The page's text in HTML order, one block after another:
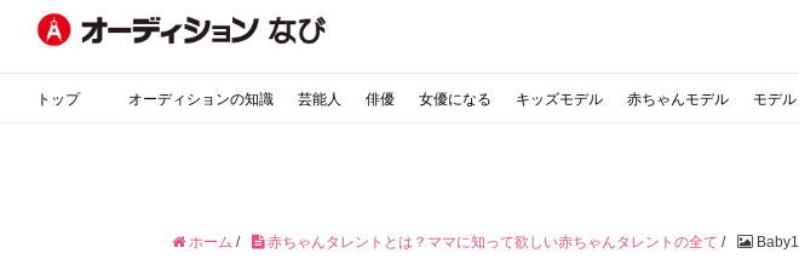
トップ オーディションの知識 芸能人 俳優 女優になる キッズモデル 赤ちゃんモデル モデル
ホーム / 赤ちゃんタレントとは？ママに知って欲しい赤ちゃんタレントの全て / Baby1